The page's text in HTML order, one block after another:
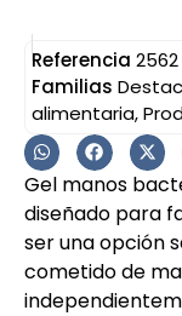
Referencia 2562
Familias
alimentaria,
Gel manos
diseñado para
ser una opción
cometido de